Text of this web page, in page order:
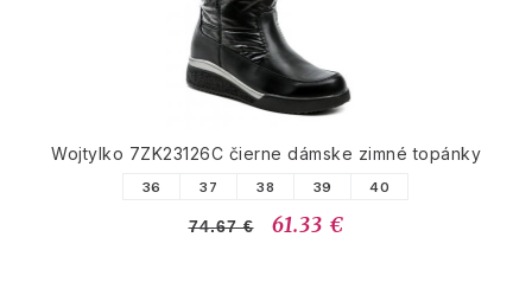
Wojtylko 7ZK23126C čierne dámske zimné topánky
36 37 38 39 40
74.67 € 61.33 €